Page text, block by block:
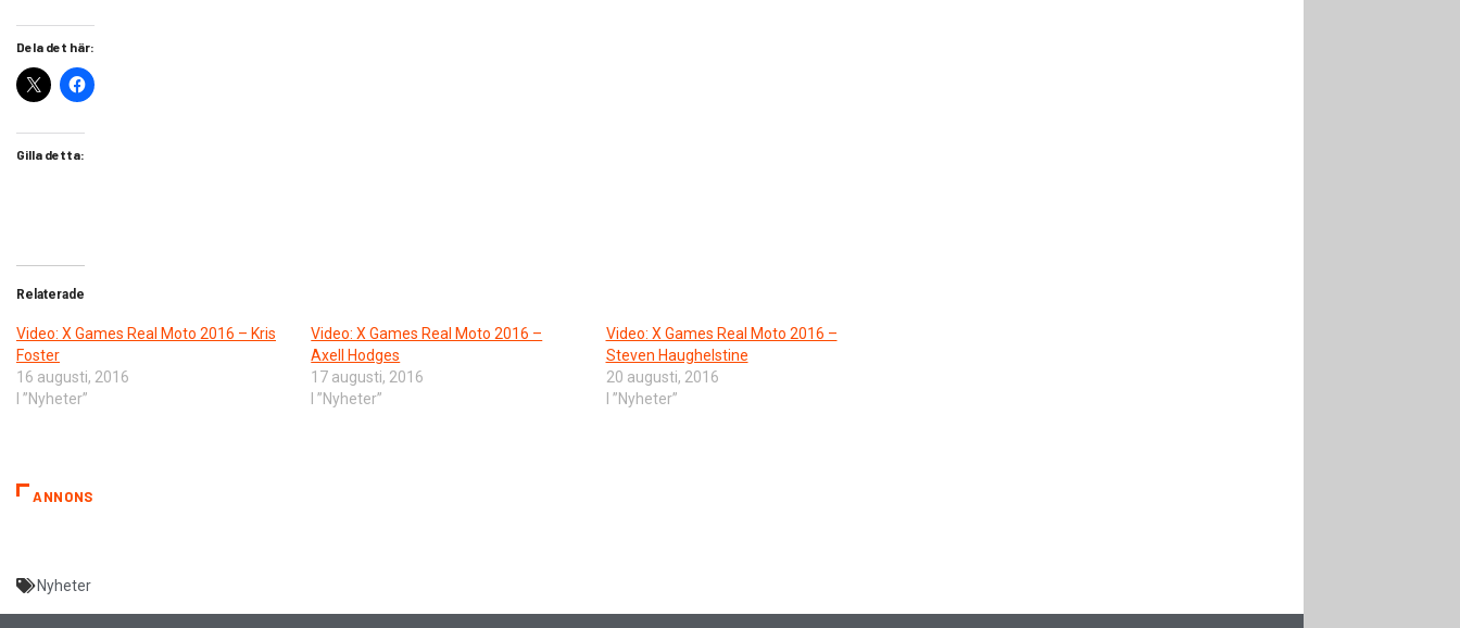
Dela det här:
Gilla detta:
Relaterade
Video: X Games Real Moto 2016 – Kris
Foster
16 augusti, 2016
I ”Nyheter”
Video: X Games Real Moto 2016 –
Axell Hodges
17 augusti, 2016
I ”Nyheter”
Video: X Games Real Moto 2016 –
Steven Haughelstine
20 augusti, 2016
I ”Nyheter”
ANNONS
Nyheter